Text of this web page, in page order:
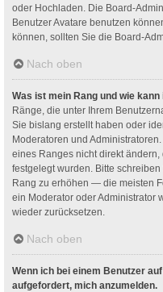
oder Hochladen. Die Board-
Benutzer Avatare benutzen
können, sollten Sie die Board-
Nach oben
Was ist mein Rang und wie
Ränge, die unter Ihrem
Sie bislang erstellt haben oder
Moderatoren und
eines Ranges nicht direkt
festgelegt wurden. Bitte
Rang zu erhöhen — die meisten
ein Moderator oder Administrator
wieder zurücksetzen.
Nach oben
Wenn ich bei einem Benutzer
aufgefordert, mich anzumelden.